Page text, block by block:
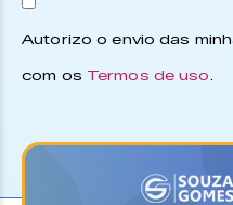
Autorizo o envio das
com os Termos de uso.